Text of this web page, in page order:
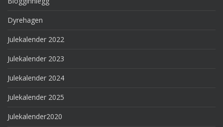
Dyrehagen
Julekalender 2022
Julekalender 2023
Julekalender 2024
Julekalender 2025
Julekalender2020